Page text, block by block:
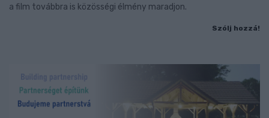
a film továbbra is közösségi élmény maradjon.
Szólj hozzá!